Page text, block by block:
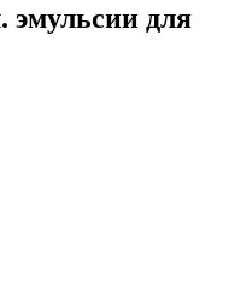
эмульсии для